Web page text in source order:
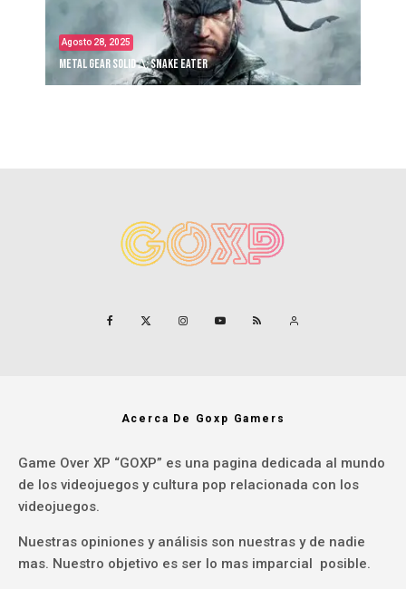
Agosto 28, 2025
Metal Gear Solid Δ: Snake Eater
Acerca De Goxp Gamers
Game Over XP “GOXP” es una pagina dedicada al mundo
de los videojuegos y cultura pop relacionada con los
videojuegos.
Nuestras opiniones y análisis son nuestras y de nadie
mas. Nuestro objetivo es ser lo mas imparcial posible.